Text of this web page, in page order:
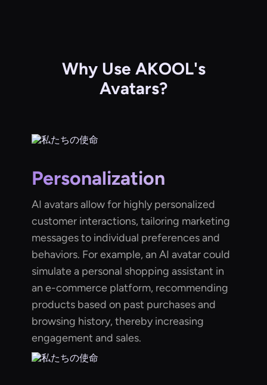
Why Use AKOOL's
Avatars?
Personalization
AI avatars allow for highly personalized
customer interactions, tailoring marketing
messages to individual preferences and
behaviors. For example, an AI avatar could
simulate a personal shopping assistant in
an e-commerce platform, recommending
products based on past purchases and
browsing history, thereby increasing
engagement and sales.